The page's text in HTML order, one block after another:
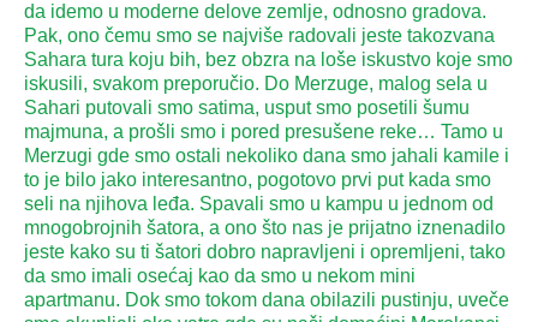
da idemo u moderne delove zemlje, odnosno gradova.
Pak, ono čemu smo se najviše radovali jeste takozvana
Sahara tura koju bih, bez obzra na loše iskustvo koje smo
iskusili, svakom preporučio. Do Merzuge, malog sela u
Sahari putovali smo satima, usput smo posetili šumu
majmuna, a prošli smo i pored presušene reke… Tamo u
Merzugi gde smo ostali nekoliko dana smo jahali kamile i
to je bilo jako interesantno, pogotovo prvi put kada smo
seli na njihova leđa. Spavali smo u kampu u jednom od
mnogobrojnih šatora, a ono što nas je prijatno iznenadilo
jeste kako su ti šatori dobro napravljeni i opremljeni, tako
da smo imali osećaj kao da smo u nekom mini
apartmanu. Dok smo tokom dana obilazili pustinju, uveče